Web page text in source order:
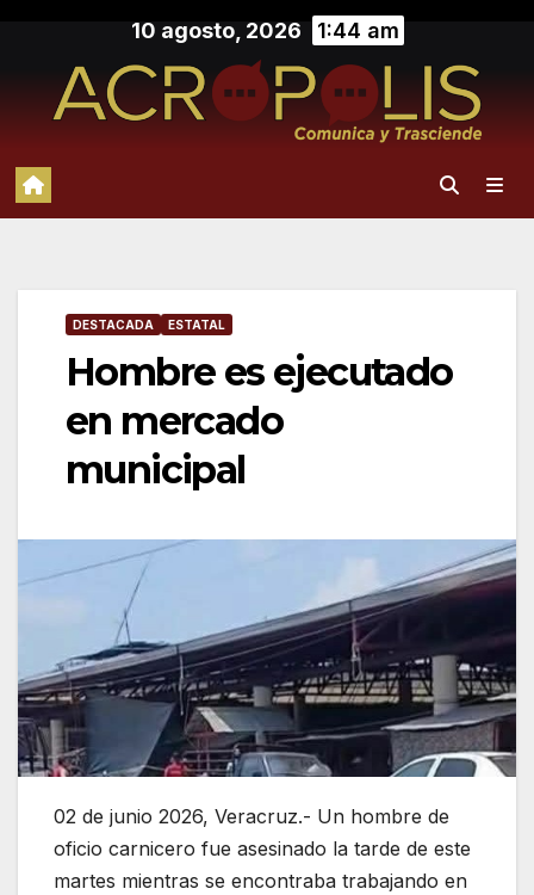
contenido
10 agosto, 2026 1:44 am
DESTACADA ESTATAL
Hombre es ejecutado
en mercado
municipal
02 de junio 2026, Veracruz.- Un hombre de
oficio carnicero fue asesinado la tarde de este
martes mientras se encontraba trabajando en